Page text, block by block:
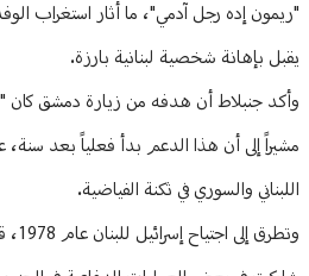
"ريمون إده رجل آدمي"، ما أثار استغراب
يقبل بإهانة شخصية لبنانية بارزة.
وأكد جنبلاط أن هدفه من زيارة دمشق كان
مشيراً إلى أن هذا الدعم بدأ فعلياً بعد
اللبناني والسوري في ثكنة الفياضية.